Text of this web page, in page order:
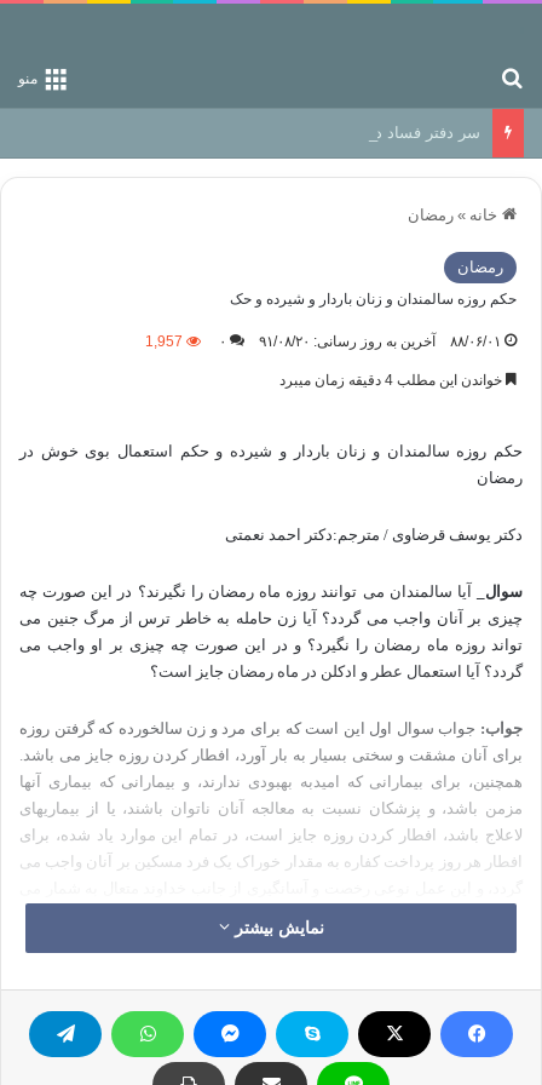
منو
سر دفتر فساد در زمین‌، دوری وکناره‌گیری از راه خداست‌!
خانه » رمضان
رمضان
حکم روزه سالمندان و زنان باردار و شیرده و حک
۸۸/۰۶/۰۱ آخرین به روز رسانی: ۹۱/۰۸/۲۰ ۰ 1,957
خواندن این مطلب 4 دقیقه زمان میبرد
حکم روزه سالمندان و زنان باردار و شیرده و حکم استعمال بوی خوش در
رمضان
دکتر یوسف قرضاوی / مترجم:دکتر احمد نعمتی
سوال_
آیا سالمندان می توانند روزه ماه رمضان را نگیرند؟ در این صورت چه
چیزی بر آنان واجب می گردد؟ آیا زن حامله به خاطر ترس از مرگ جنین می
تواند روزه ماه رمضان را نگیرد؟ و در این صورت چه چیزی بر او واجب می
گردد؟ آیا استعمال عطر و ادکلن در ماه رمضان جایز است؟
جواب: جواب سوال اول این است که برای مرد و زن سالخورده که گرفتن روزه
برای آنان مشقت و سختی بسیار به بار آورد، افطار کردن روزه جایز می باشد.
همچنین، برای بیمارانی که امیدبه بهبودی ندارند، و بیمارانی که بیماری آنها
مزمن باشد، و پزشکان نسبت به معالجه آنان ناتوان باشند، یا از بیماری­های
لاعلاج باشد، افطار کردن روزه جایز است، در تمام این موارد یاد شده، برای
افطار هر روز پرداخت کفاره به مقدار خوراک یک فرد مسکین بر آنان واجب می
آید؛ چنانگه می فرماید: { يُرِيدُ اللّهُ بِكُمُ الْيُسْرَ وَلاَ يُرِيدُ بِكُمُ الْعُسْرَ} { . خداوند
آسايش شما را مي‌خواهد و خواهان زحمت شما نيست} بقره/185
سنگين را بر دوش شما نگذاشته است} حج/78.
نمایش بیشتر